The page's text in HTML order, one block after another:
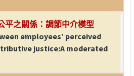
平之關係：調節中介模型
employees’ perceived
justice:A moderated